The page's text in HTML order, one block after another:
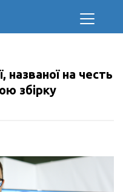
названої на честь
збірку